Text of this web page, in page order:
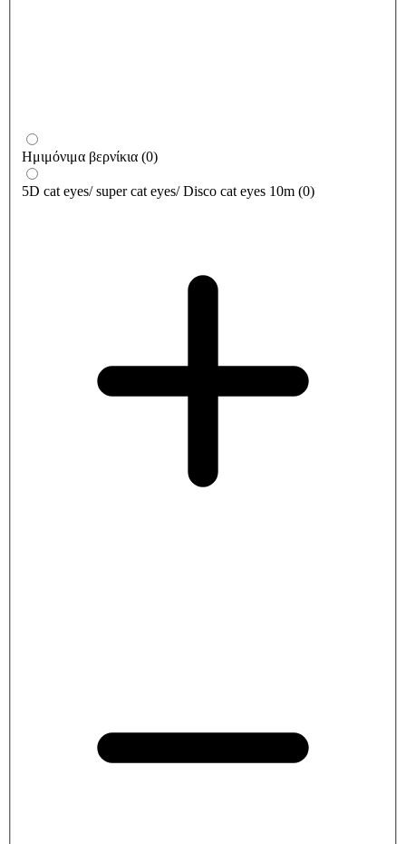
Ημιμόνιμα βερνίκια (0)
5D cat eyes/ super cat eyes/ Disco cat eyes 10m (0)